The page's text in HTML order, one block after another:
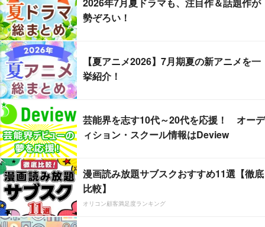
勢ぞろい！
【夏アニメ2026】7月期夏の新アニメを一
挙紹介！
芸能界を志す10代～20代を応援！ オーデ
ィション・スクール情報はDeview
漫画読み放題サブスクおすすめ11選【徹底
比較】
オリコン顧客満足度ランキング